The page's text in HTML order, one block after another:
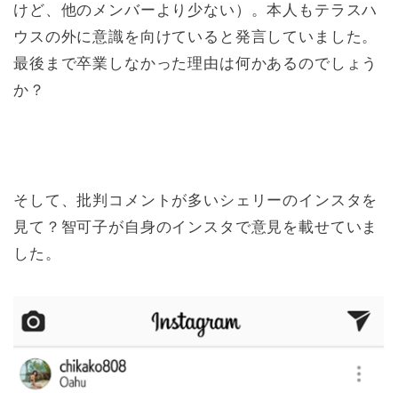
けど、他のメンバーより少ない）。本人もテラスハ
ウスの外に意識を向けていると発言していました。
最後まで卒業しなかった理由は何かあるのでしょう
か？
そして、批判コメントが多いシェリーのインスタを
見て？智可子が自身のインスタで意見を載せていま
した。